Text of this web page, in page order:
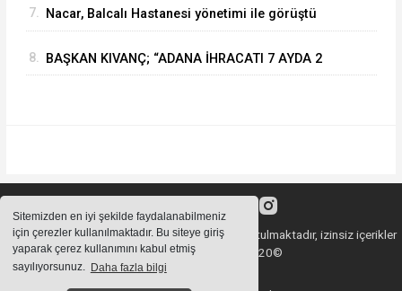
Sitemizden en iyi şekilde faydalanabilmeniz
için çerezler kullanılmaktadır. Bu siteye giriş
yaparak çerez kullanımını kabul etmiş
sayılıyorsunuz. Daha fazla bilgi
7. Nacar, Balcalı Hastanesi yönetimi ile görüştü
8. BAŞKAN KIVANÇ; “ADANA İHRACATI 7 AYDA 2
Sitemizde bulunan içeriklerin tüm hakları saklı tutulmaktadır, izinsiz içerikler
kullanılamaz. Copyright 2020©